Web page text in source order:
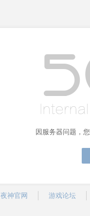
因服务器问题，
夜神官网 游戏论坛